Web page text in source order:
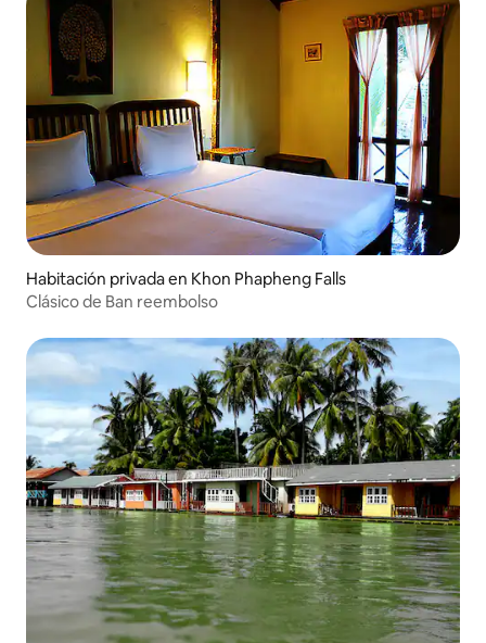
Habitación privada en Khon Phapheng Falls
Clásico de Ban reembolso